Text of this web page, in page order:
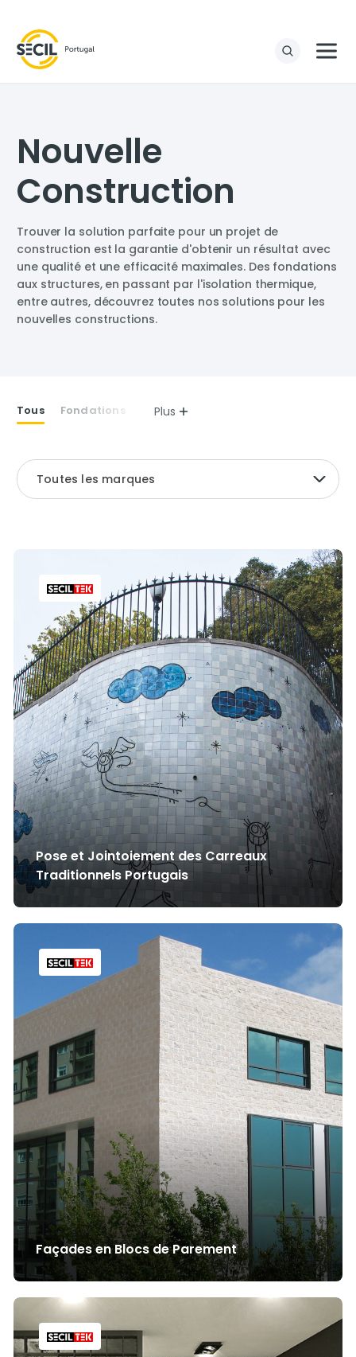
Nouvelle
Construction
Trouver la solution parfaite pour un projet de
construction est la garantie d'obtenir un résultat avec
une qualité et une efficacité maximales. Des fondations
aux structures, en passant par l'isolation thermique,
entre autres, découvrez toutes nos solutions pour les
nouvelles constructions.
Tous Fondations Plus
Toutes les marques
Pose et Jointoiement des Carreaux
Traditionnels Portugais
Façades en Blocs de Parement